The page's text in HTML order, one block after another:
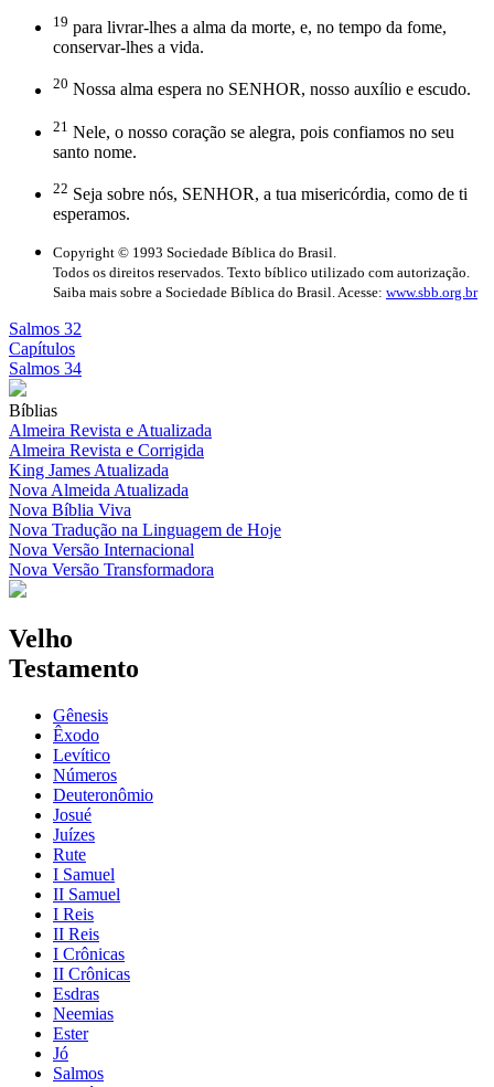
19 para livrar-lhes a alma da morte, e, no tempo da fome,
conservar-lhes a vida.
20 Nossa alma espera no SENHOR, nosso auxílio e escudo.
21 Nele, o nosso coração se alegra, pois confiamos no seu
santo nome.
22 Seja sobre nós, SENHOR, a tua misericórdia, como de ti
esperamos.
Copyright © 1993 Sociedade Bíblica do Brasil.
Todos os direitos reservados. Texto bíblico utilizado com autorização.
Saiba mais sobre a Sociedade Bíblica do Brasil. Acesse: www.sbb.org.br
Salmos 32
Capítulos
Salmos 34
Bíblias
Almeira Revista e Atualizada
Almeira Revista e Corrigida
King James Atualizada
Nova Almeida Atualizada
Nova Bíblia Viva
Nova Tradução na Linguagem de Hoje
Nova Versão Internacional
Nova Versão Transformadora
Velho
Testamento
Gênesis
Êxodo
Levítico
Números
Deuteronômio
Josué
Juízes
Rute
I Samuel
II Samuel
I Reis
II Reis
I Crônicas
II Crônicas
Esdras
Neemias
Ester
Jó
Salmos